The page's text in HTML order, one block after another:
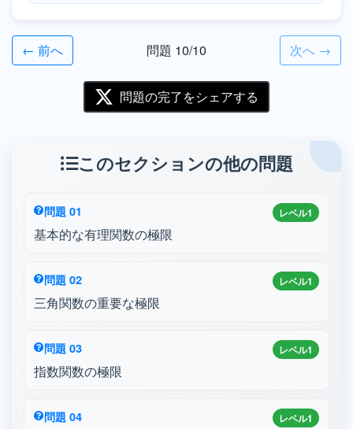
← 前へ 問題 10/10 次へ →
問題の完了をシェアする
このセクションの他の問題
レベル1
問題 01
基本的な有理関数の極限
レベル1
問題 02
三角関数の重要な極限
レベル1
問題 03
指数関数の極限
レベル1
問題 04